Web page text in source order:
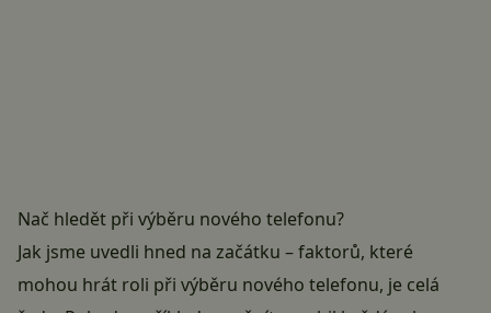
Nač hledět při výběru nového telefonu?
Jak jsme uvedli hned na začátku – faktorů, které
mohou hrát roli při výběru nového telefonu, je celá